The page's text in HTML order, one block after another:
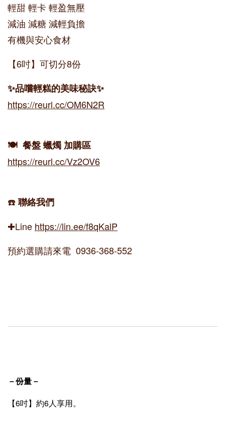
輕甜 輕卡 輕盈無壓
減油 減糖 減輕負擔
有機與安心食材
【6吋】可切分8份
✨品嚐輕糕的美味秘訣✨
https://reurl.cc/OM6N2R
🍽️ 餐盤 蠟燭 加購區
https://reurl.cc/Vz2OV6
☎️聯絡我們
✚Line https://lin.ee/f8qKalP
預約選購請來電 0936-368-552
－份量－
【6吋】約6人享用。